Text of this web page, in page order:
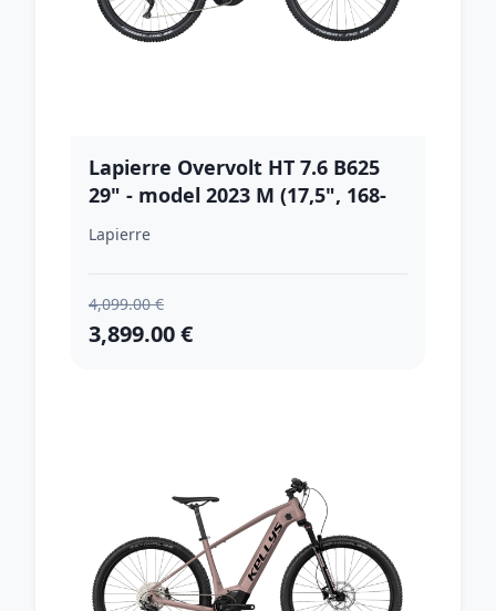
Lapierre Overvolt HT 7.6 B625
29" - model 2023 M (17,5", 168-
178 cm)
Lapierre
4,099.00 €
3,899.00 €